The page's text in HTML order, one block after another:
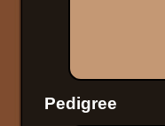
Pedigree